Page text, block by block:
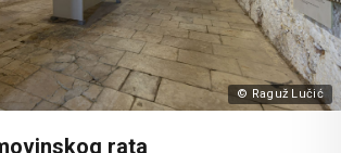
© Raguž Lučić
rata